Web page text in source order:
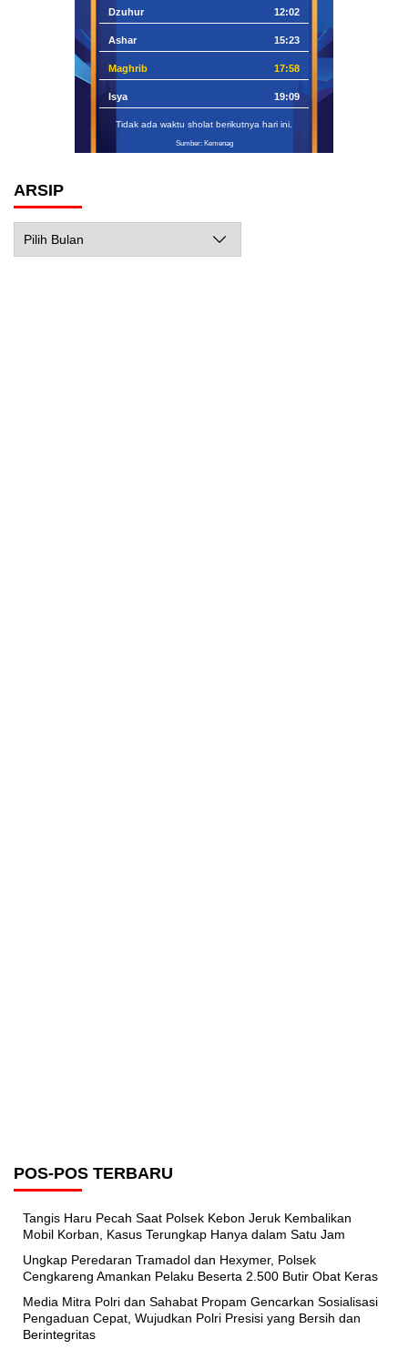
Dzuhur 12:02
Ashar 15:23
Maghrib 17:58
Isya 19:09
Tidak ada waktu sholat berikutnya hari ini.
Sumber: Kemenag
ARSIP
POS-POS TERBARU
Tangis Haru Pecah Saat Polsek Kebon Jeruk Kembalikan
Mobil Korban, Kasus Terungkap Hanya dalam Satu Jam
Ungkap Peredaran Tramadol dan Hexymer, Polsek
Cengkareng Amankan Pelaku Beserta 2.500 Butir Obat Keras
Media Mitra Polri dan Sahabat Propam Gencarkan Sosialisasi
Pengaduan Cepat, Wujudkan Polri Presisi yang Bersih dan
Berintegritas